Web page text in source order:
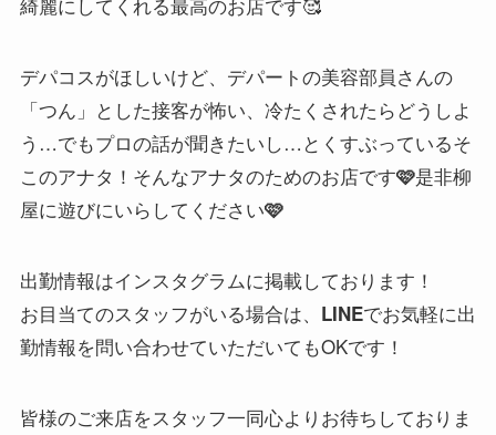
デパコスがほしいけど、デパートの美容部員さんの
「つん」とした接客が怖い、冷たくされたらどうしよ
う…でもプロの話が聞きたいし…とくすぶっているそ
このアナタ！そんなアナタのためのお店です🩷是非柳
屋に遊びにいらしてください🩷
出勤情報はインスタグラムに掲載しております！
お目当てのスタッフがいる場合は、 LINEでお気軽に出
勤情報を問い合わせていただいてもOKです！
皆様のご来店をスタッフ一同心よりお待ちしておりま